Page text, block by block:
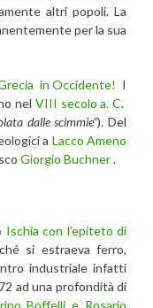
altri popoli. La
per la sua
in Occidente! I
nel VIII secolo a. C.
dalle scimmie”). Del
a Lacco Ameno
Giorgio Buchner.
Ischia con l’epiteto di
si estraeva ferro,
industriale infatti
ad una profondità di
Boffelli e Rosario